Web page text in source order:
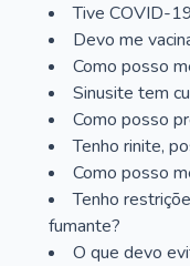
Tive COVID-
Devo me
Como posso
Sinusite tem
Como posso
Tenho rinite,
Como posso
Tenho
fumante?
O que devo